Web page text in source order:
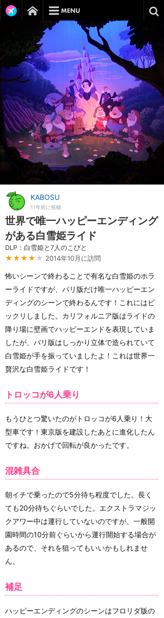
KABOSU
11年前に投稿
世界で唯一ハッピーエンディング
がある白雪姫ライド
DLP：白雪姫と7人のこびと
★★★★ ★ 2014年10月に訪問
怖いシーンで終わることで有名な白雪姫のホラ
ーライドですが、パリ版だけ唯一ハッピーエン
ディングのシーンで終わるんです！これにはビ
ックリしました。カリフォルニア版はライドの
降り場に壁画でハッピーエンドを表現していま
したが、パリ版はしっかり立体で造られていて
白雪姫が手を振っていましたよ！これは世界一
贅沢な白雪姫ライドです！
トロッコが6人乗り
もうひとつ驚いたのがトロッコが6人乗り！大
型車です！東京版を建設したあとに進化したん
ですね。おかげで回転が良かったです。
混雑具合
朝イチで乗ったので5分待ち程度でした。長く
ても20分待ちぐらいでした。エクストラマジッ
クアワー中は運行していないのですが、一般開
園時間の10分前ぐらいから運行開始する場合が
あるので、それを狙ってもいいかもしれませ
ん。
補足
ハッピーエンディングのシーンはフロリダ版の